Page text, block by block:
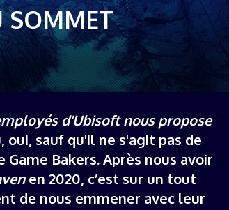
SOMMET
d'Ubisoft nous propose
oui, sauf qu'il ne s'agit pas de
Bakers. Après nous avoir
en 2020, c’est sur un tout
de nous emmener avec leur
19 décembre 2025